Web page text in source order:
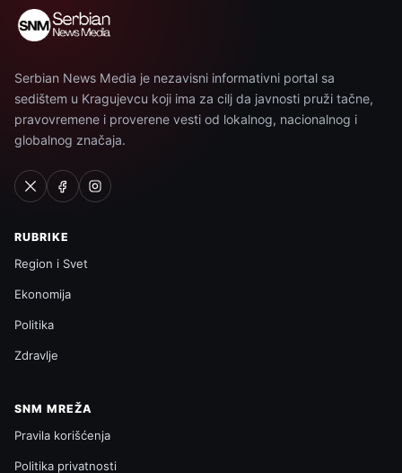
Serbian News Media je nezavisni informativni portal sa
sedištem u Kragujevcu koji ima za cilj da javnosti pruži tačne,
pravovremene i proverene vesti od lokalnog, nacionalnog i
globalnog značaja.
RUBRIKE
Region i Svet
Ekonomija
Politika
Zdravlje
SNM MREŽA
Pravila korišćenja
Politika privatnosti